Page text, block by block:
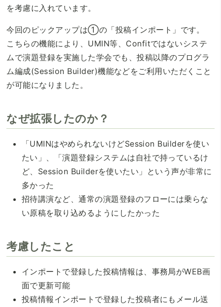
を考慮に入れています。
今回のピックアップは①の「投稿インポート」です。
こちらの機能により、UMIN等、Confitではないシステ
ムで演題登録を実施した学会でも、投稿以降のプログラ
ム編成(Session Builder)機能などをご利用いただくこと
が可能になりました。
なぜ拡張したのか？
「UMINはやめられないけどSession Builderを使い
たい」、「演題登録システムは自社で持っているけ
ど、Session Builderを使いたい」という声が非常に
多かった
招待講演など、通常の演題登録のフローには乗らな
い原稿を取り込めるようにしたかった
考慮したこと
インポートで登録した投稿情報は、事務局がWEB画
面で更新可能
投稿情報インポートで登録した投稿者にもメール送